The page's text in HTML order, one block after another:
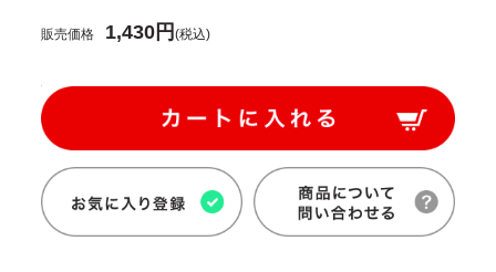
販売価格 1,430円(税込)